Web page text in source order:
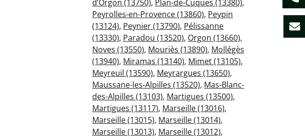
d’Orgon (13750), Plan-de-Cuques (13380),
Peyrolles-en-Provence (13860), Peypin
(13124), Peynier (13790), Pélissanne
(13330), Paradou (13520), Orgon (13660),
Noves (13550), Mouriès (13890), Mollégès
(13940), Miramas (13140), Mimet (13105),
Meyreuil (13590), Meyrargues (13650),
Maussane-les-Alpilles (13520), Mas-Blanc-
des-Alpilles (13103), Martigues (13500),
Martigues (13117), Marseille (13016),
Marseille (13015), Marseille (13014),
Marseille (13013), Marseille (13012),